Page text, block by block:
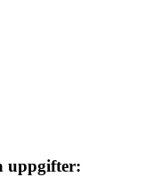
uppgifter: